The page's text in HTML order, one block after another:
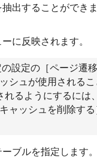
出することができ
に反映されます。
設定の［ページ遷
シュが使用される
るようにするには
ャッシュを削除す
ブルを指定します。